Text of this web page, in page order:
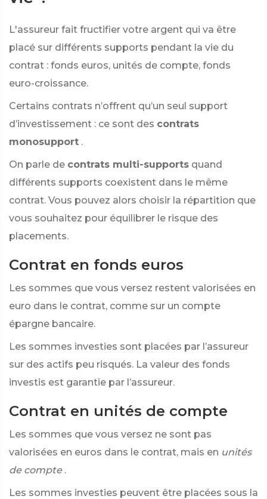
L'assureur fait fructifier votre argent qui va être
placé sur différents supports pendant la vie du
contrat : fonds euros, unités de compte, fonds
euro-croissance.
Certains contrats n’offrent qu’un seul support
d’investissement : ce sont des contrats
monosupport .
On parle de contrats multi-supports quand
différents supports coexistent dans le même
contrat. Vous pouvez alors choisir la répartition que
vous souhaitez pour équilibrer le risque des
placements.
Contrat en fonds euros
Les sommes que vous versez restent valorisées en
euro dans le contrat, comme sur un compte
épargne bancaire.
Les sommes investies sont placées par l’assureur
sur des actifs peu risqués. La valeur des fonds
investis est garantie par l’assureur.
Contrat en unités de compte
Les sommes que vous versez ne sont pas
valorisées en euros dans le contrat, mais en unités
de compte .
Les sommes investies peuvent être placées sous la